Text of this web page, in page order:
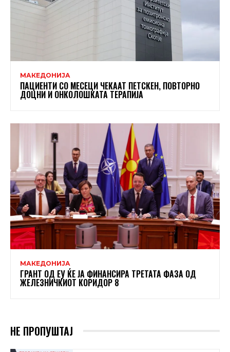
МАКЕДОНИЈА
ПАЦИЕНТИ СО МЕСЕЦИ ЧЕКААТ ПЕТСКЕН, ПОВТОРНО
ДОЦНИ И ОНКОЛОШКАТА ТЕРАПИЈА
МАКЕДОНИЈА
ГРАНТ ОД ЕУ ЌЕ ЈА ФИНАНСИРА ТРЕТАТА ФАЗА ОД
ЖЕЛЕЗНИЧКИОТ КОРИДОР 8
НЕ ПРОПУШТАЈ